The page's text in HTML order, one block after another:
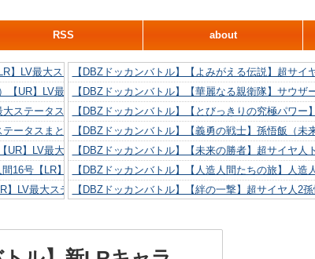
RSS about
】LV最大ステータスまとめ！
【UR】LV最大ステータスまとめ！
ステータスまとめ！
テータスまとめ！
UR】LV最大ステータスまとめ！
16号【LR】LV最大ステータスまとめ！
】LV最大ステータスまとめ！
ステータスまとめ！
タスまとめ！
テータスまとめ！
【DBZドッカンバトル】【よみがえる伝説】超サイ
【DBZドッカンバトル】【華麗なる親衛隊】サウザ
【DBZドッカンバトル】【とびっきりの究極パワー
【DBZドッカンバトル】【義勇の戦士】孫悟飯（未
【DBZドッカンバトル】【未来の勝者】超サイヤ人
【DBZドッカンバトル】【人造人間たちの旅】人造
【DBZドッカンバトル】【絆の一撃】超サイヤ人2
【DBZドッカンバトル】【技巧とひらめき】クリリ
【DBZドッカンバトル】【新たに得た好機】人造人